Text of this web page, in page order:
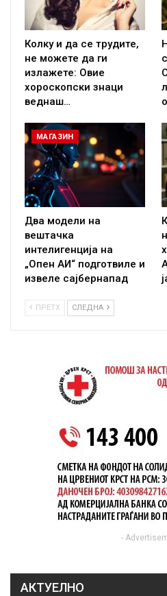
Колку и да се трудите,
не можете да ги
излажете: Овие
хороскопски знаци
веднаш…
МАГАЗИН
Два модели на
вештачка
интелигенција на
„Опен АИ“ подготвиле и
извеле сајбернапад
ПРЕТХ СЛЕДНА
-
АКТУЕЛНО